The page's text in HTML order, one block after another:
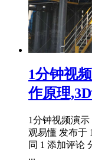
1分钟视
作原理
1分钟视频演
观易懂 发布于
同 1 添加评论
...